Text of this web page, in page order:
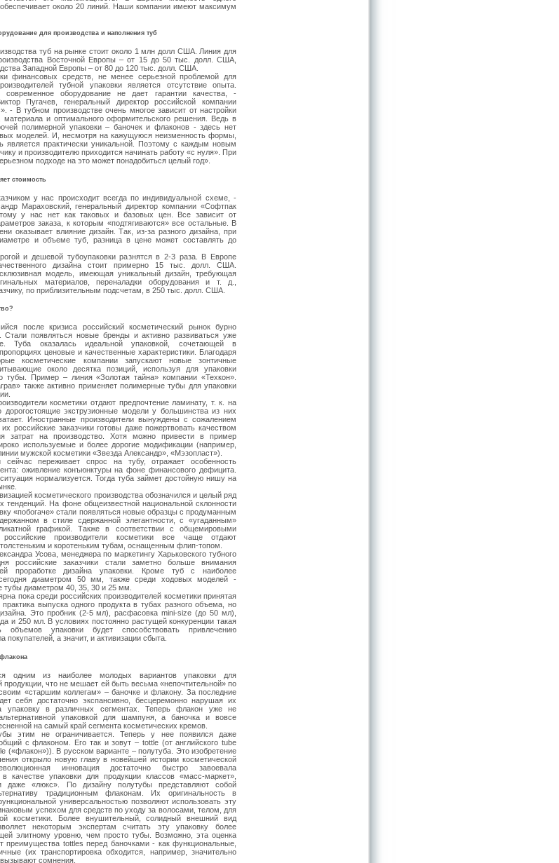
обеспечивает около 20 линий. Наши компании имеют максимум
для производства и наполнения туб
туб на рынке стоит около 1 млн долл США. Линия для
Восточной Европы – от 15 до 50 тыс. долл. США,
Западной Европы – от 80 до 120 тыс. долл. США.
финансовых средств, не менее серьезной проблемой для
тубной упаковки является отсутствие опыта.
оборудование не дает гарантии качества, ‑
Пугачев, генеральный директор российской компании
‑ В тубном производстве очень многое зависит от настройки
материала и оптимального оформительского решения. Ведь в
полимерной упаковки – баночек и флаконов ‑ здесь нет
моделей. И, несмотря на кажущуюся неизменность формы,
является практически уникальной. Поэтому с каждым новым
и производителю приходится начинать работу «с нуля». При
подходе на это может понадобиться целый год».
стоимость
у нас происходит всегда по индивидуальной схеме, ‑
Мараховский, генеральный директор компании «Софтпак
у нас нет как таковых и базовых цен. Все зависит от
заказа, к которым «подтягиваются» все остальные. В
оказывает влияние дизайн. Так, из-за разного дизайна, при
и объеме туб, разница в цене может составлять до
и дешевой тубоупаковки разнятся в 2‑3 раза. В Европе
дизайна стоит примерно 15 тыс. долл. США.
модель, имеющая уникальный дизайн, требующая
материалов, переналадки оборудования и т. д.,
по приблизительным подсчетам, в 250 тыс. долл. США.
после кризиса российский косметический рынок бурно
Стали появляться новые бренды и активно развиваться уже
Туба оказалась идеальной упаковкой, сочетающей в
ценовые и качественные характеристики. Благодаря
косметические компании запускают новые зонтичные
около десятка позиций, используя для упаковки
тубы. Пример – линия «Золотая тайна» компании «Техкон».
также активно применяет полимерные тубы для упаковки
косметики отдают предпочтение ламинату, т. к. на
дорогостоящие экструзионные модели у большинства из них
Иностранные производители вынуждены с сожалением
российские заказчики готовы даже пожертвовать качеством
затрат на производство. Хотя можно привести в пример
используемые и более дорогие модификации (например,
мужской косметики «Звезда Александр», «Мэзопласт»).
сейчас переживает спрос на тубу, отражает особенность
оживление конъюнктуры на фоне финансового дефицита.
нормализуется. Тогда туба займет достойную нишу на
косметического производства обозначился и целый ряд
тенденций. На фоне общеизвестной национальной склонности
«побогаче» стали появляться новые образцы с продуманным
в стиле сдержанной элегантности, с «угаданным»
графикой. Также в соответствии с общемировыми
российские производители косметики все чаще отдают
и коротеньким тубам, оснащенным флип-топом.
Усова, менеджера по маркетингу Харьковского тубного
российские заказчики стали заметно больше внимания
проработке дизайна упаковки. Кроме туб с наиболее
диаметром 50 мм, также среди ходовых моделей ‑
тубы диаметром 40, 35, 30 и 25 мм.
пока среди российских производителей косметики принятая
выпуска одного продукта в тубах разного объема, но
Это пробник (2‑5 мл), расфасовка mini-size (до 50 мл),
и 250 мл. В условиях постоянно растущей конкуренции такая
объемов упаковки будет способствовать привлечению
покупателей, а значит, и активизации сбыта.
одним из наиболее молодых вариантов упаковки для
продукции, что не мешает ей быть весьма «непочтительной» по
«старшим коллегам» – баночке и флакону. За последние
себя достаточно экспансивно, бесцеремонно нарушая их
упаковку в различных сегментах. Теперь флакон уже не
упаковкой для шампуня, а баночка и вовсе
на самый край сегмента косметических кремов.
этим не ограничивается. Теперь у нее появился даже
с флаконом. Его так и зовут – tottle (от английского tube
(«флакон»)). В русском варианте – полутуба. Это изобретение
открыло новую главу в новейшей истории косметической
инновация достаточно быстро завоевала
в качестве упаковки для продукции классов «масс-маркет»,
даже «люкс». По дизайну полутубы представляют собой
традиционным флаконам. Их оригинальность в
универсальностью позволяют использовать эту
успехом для средств по уходу за волосами, телом, для
косметики. Более внушительный, солидный внешний вид
некоторым экспертам считать эту упаковку более
элитному уровню, чем просто тубы. Возможно, эта оценка
преимущества tottles перед баночками ‑ как функциональные,
(их транспортировка обходится, например, значительно
сомнения.